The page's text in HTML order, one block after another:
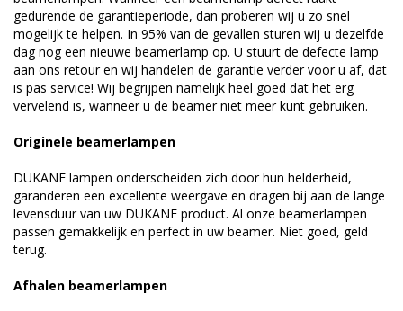
gedurende de garantieperiode, dan proberen wij u zo snel
mogelijk te helpen. In 95% van de gevallen sturen wij u dezelfde
dag nog een nieuwe beamerlamp op. U stuurt de defecte lamp
aan ons retour en wij handelen de garantie verder voor u af, dat
is pas service! Wij begrijpen namelijk heel goed dat het erg
vervelend is, wanneer u de beamer niet meer kunt gebruiken.
Originele beamerlampen
DUKANE lampen onderscheiden zich door hun helderheid,
garanderen een excellente weergave en dragen bij aan de lange
levensduur van uw DUKANE product. Al onze beamerlampen
passen gemakkelijk en perfect in uw beamer. Niet goed, geld
terug.
Afhalen beamerlampen